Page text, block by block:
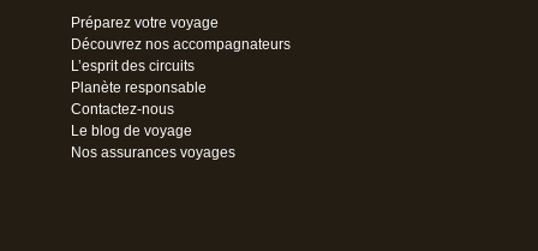
Préparez votre voyage
Découvrez nos accompagnateurs
L’esprit des circuits
Planète responsable
Contactez-nous
Le blog de voyage
Nos assurances voyages